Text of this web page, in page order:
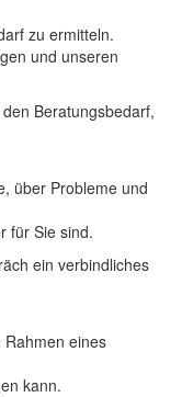
zu ermitteln.
und unseren
Beratungsbedarf,
über Probleme und
für Sie sind.
ein verbindliches
Rahmen eines
kann.